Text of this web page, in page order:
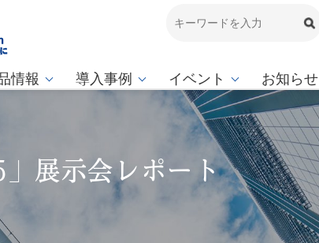
情報 導入事例 イベント お知らせ
展示会レポート